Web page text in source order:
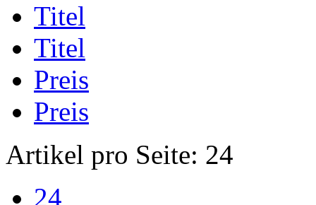
Titel
Titel
Preis
Preis
Artikel pro Seite: 24
24